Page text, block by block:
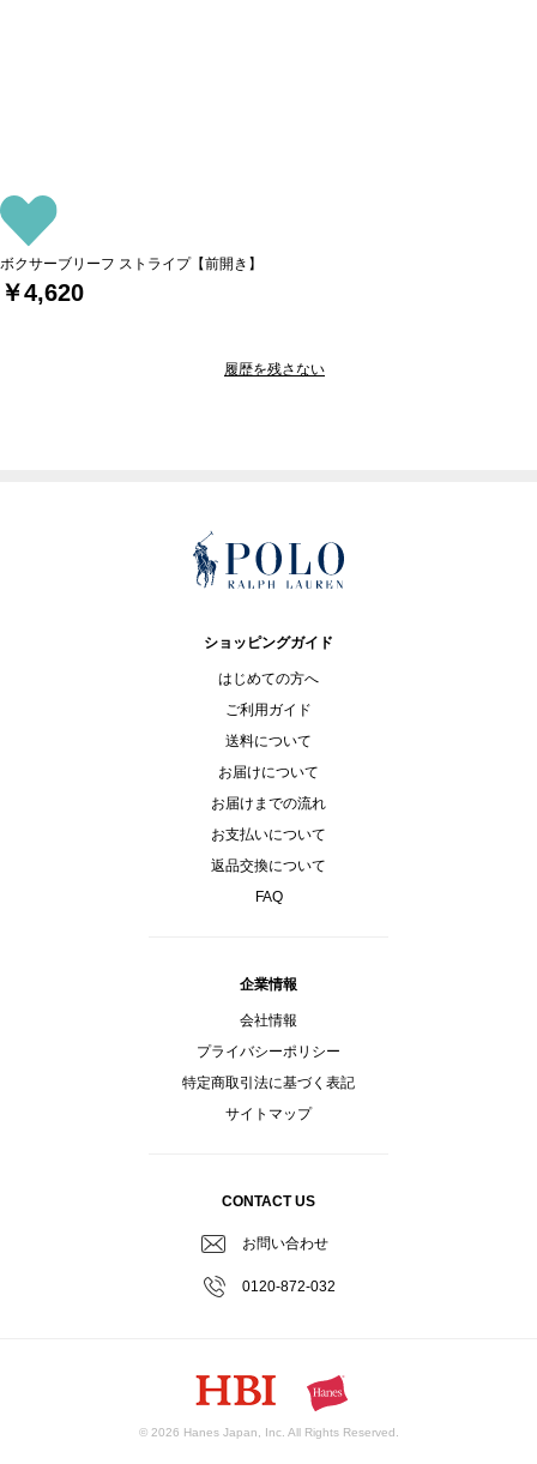
ボクサーブリーフ ストライプ【前開き】
￥4,620
履歴を残さない
ショッピングガイド
はじめての方へ
ご利用ガイド
送料について
お届けについて
お届けまでの流れ
お支払いについて
返品交換について
FAQ
企業情報
会社情報
プライバシーポリシー
特定商取引法に基づく表記
サイトマップ
CONTACT US
お問い合わせ
0120-872-032
© 2026 Hanes Japan, Inc. All Rights Reserved.